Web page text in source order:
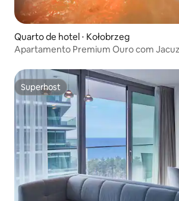
Quarto de hotel ⋅ Kołobrzeg
Apartamento Premium Ouro com
Superhost
Superhost